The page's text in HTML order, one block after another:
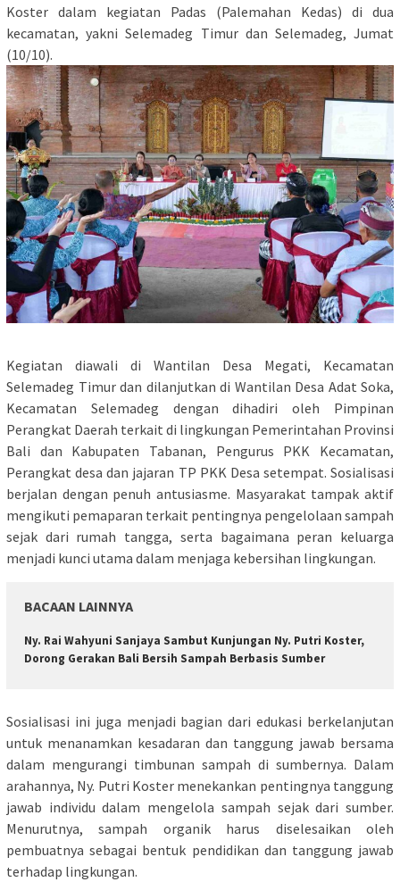
Koster dalam kegiatan Padas (Palemahan Kedas) di dua
kecamatan, yakni Selemadeg Timur dan Selemadeg, Jumat
(10/10).
Kegiatan diawali di Wantilan Desa Megati, Kecamatan
Selemadeg Timur dan dilanjutkan di Wantilan Desa Adat Soka,
Kecamatan Selemadeg dengan dihadiri oleh Pimpinan
Perangkat Daerah terkait di lingkungan Pemerintahan Provinsi
Bali dan Kabupaten Tabanan, Pengurus PKK Kecamatan,
Perangkat desa dan jajaran TP PKK Desa setempat. Sosialisasi
berjalan dengan penuh antusiasme. Masyarakat tampak aktif
mengikuti pemaparan terkait pentingnya pengelolaan sampah
sejak dari rumah tangga, serta bagaimana peran keluarga
menjadi kunci utama dalam menjaga kebersihan lingkungan.
BACAAN LAINNYA
Ny. Rai Wahyuni Sanjaya Sambut Kunjungan Ny. Putri Koster,
Dorong Gerakan Bali Bersih Sampah Berbasis Sumber
Sosialisasi ini juga menjadi bagian dari edukasi berkelanjutan
untuk menanamkan kesadaran dan tanggung jawab bersama
dalam mengurangi timbunan sampah di sumbernya. Dalam
arahannya, Ny. Putri Koster menekankan pentingnya tanggung
jawab individu dalam mengelola sampah sejak dari sumber.
Menurutnya, sampah organik harus diselesaikan oleh
pembuatnya sebagai bentuk pendidikan dan tanggung jawab
terhadap lingkungan.